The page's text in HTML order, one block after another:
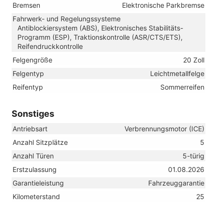
Bremsen
Elektronische Parkbremse
Fahrwerk- und Regelungssysteme
Antiblockiersystem (ABS), Elektronisches Stabilitäts-
Programm (ESP), Traktionskontrolle (ASR/CTS/ETS),
Reifendruckkontrolle
Felgengröße
20 Zoll
Felgentyp
Leichtmetallfelge
Reifentyp
Sommerreifen
Sonstiges
Antriebsart
Verbrennungsmotor (ICE)
Anzahl Sitzplätze
5
Anzahl Türen
5-türig
Erstzulassung
01.08.2026
Garantieleistung
Fahrzeuggarantie
Kilometerstand
25